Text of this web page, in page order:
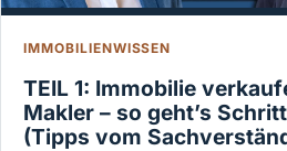
IMMOBILIENWISSEN
TEIL 1: Immobilie
Makler – so geht’s
(Tipps vom